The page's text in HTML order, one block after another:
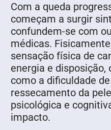
Com a queda
começam a surgir
confundem-se com
médicas.
sensação física de
energia e disposição,
como a dificuldade
ressecamento da
psicológica e
impacto.